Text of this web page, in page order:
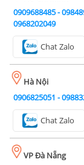
0909688485-
0968202049
Chat Zalo
Hà Nội
0906825051 -
Chat Zalo
VP Đà Nẵng